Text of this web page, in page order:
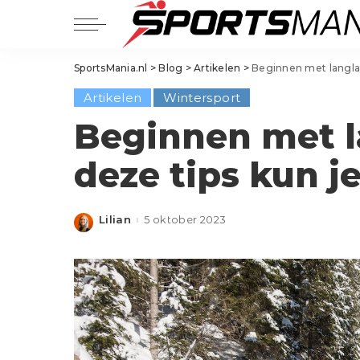
Hockey
Padel
Handbal
Korfbal
Volleybal
Squash
Balsporten
Voetbal
Tennis
Basketbal
Volleybal
Squash
SportsMania.nl >Blog >Artikelen >Beginnen met
Artikelen Wintersport
Beginnen met
deze tips kun
Posted
Lilian 5 oktober 2023